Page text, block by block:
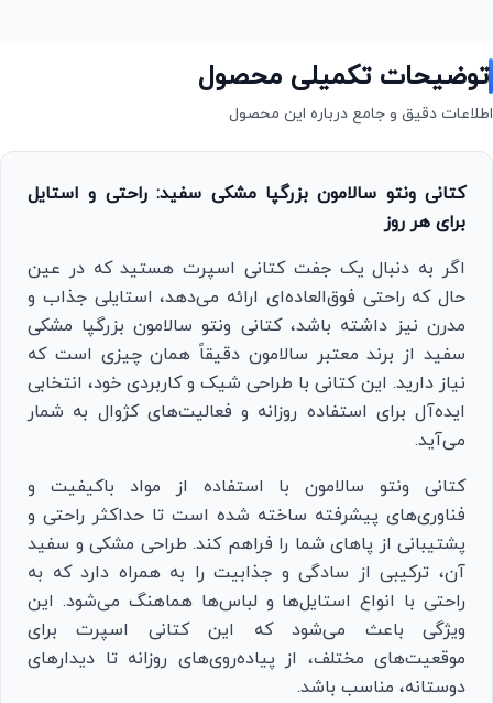
توضیحات تکمیلی محصول
اطلاعات دقیق و جامع درباره این محصول
کتانی ونتو سالامون بزرگپا مشکی سفید: راحتی و استایل
برای هر روز
اگر به دنبال یک جفت کتانی اسپرت هستید که در عین
حال که راحتی فوق‌العاده‌ای ارائه می‌دهد، استایلی جذاب و
مدرن نیز داشته باشد، کتانی ونتو سالامون بزرگپا مشکی
سفید از برند معتبر سالامون دقیقاً همان چیزی است که
نیاز دارید. این کتانی با طراحی شیک و کاربردی خود، انتخابی
ایده‌آل برای استفاده روزانه و فعالیت‌های کژوال به شمار
می‌آید.
کتانی ونتو سالامون با استفاده از مواد باکیفیت و
فناوری‌های پیشرفته ساخته شده است تا حداکثر راحتی و
پشتیبانی از پاهای شما را فراهم کند. طراحی مشکی و سفید
آن، ترکیبی از سادگی و جذابیت را به همراه دارد که به
راحتی با انواع استایل‌ها و لباس‌ها هماهنگ می‌شود. این
ویژگی باعث می‌شود که این کتانی اسپرت برای
موقعیت‌های مختلف، از پیاده‌روی‌های روزانه تا دیدارهای
دوستانه، مناسب باشد.